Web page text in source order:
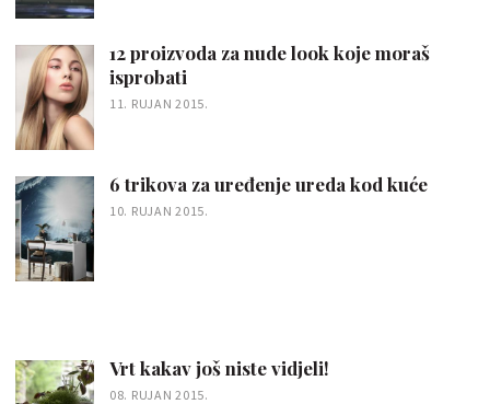
12 proizvoda za nude look koje moraš
isprobati
11. RUJAN 2015.
6 trikova za uređenje ureda kod kuće
10. RUJAN 2015.
Vrt kakav još niste vidjeli!
08. RUJAN 2015.